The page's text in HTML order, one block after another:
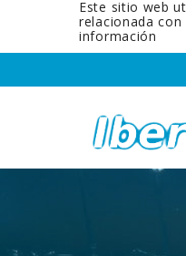
Este sitio web
relacionada
información